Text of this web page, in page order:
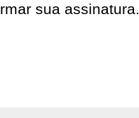
sua assinatura.